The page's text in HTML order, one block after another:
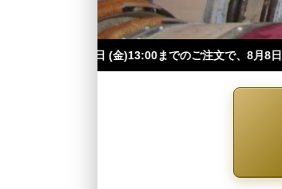
ご注文で、8月8日（土）にお届け可能です（※